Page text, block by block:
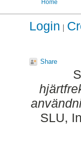
Home
Login
Share
SLU,